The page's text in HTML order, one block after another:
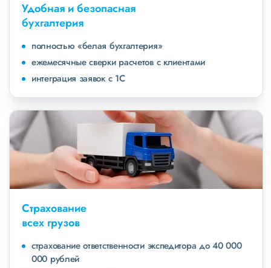
Удобная и безопасная
бухгалтерия
полностью «белая бухгалтерия»
ежемесячные сверки расчетов с клиентами
интеграция заявок с 1С
Страхование
всех грузов
страхование ответственности экспедитора до 40 000
000 рублей